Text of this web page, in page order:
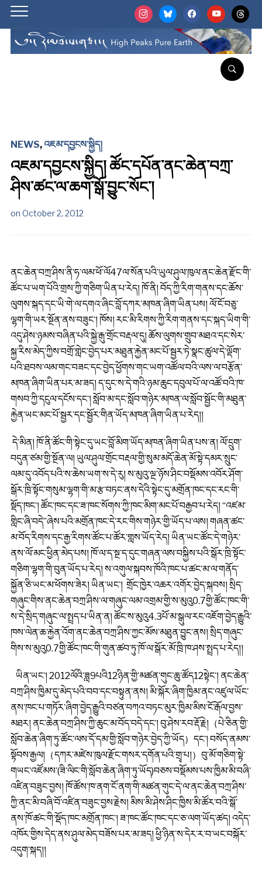
instagrambluesky facebookyoutubethreads
NEWS, འཇམ་དབྱངས་སྐྱིད།
འཇམ་དབྱངས་སྐྱིད། ཚོང་དཔོན་ནང་ཆེན་བཀྲ་
ཤིས་ཚང་ལ་ཆག་སྒོ་བྱུང་སོང་།
on October 2, 2012
ནང་ཆེན་བཀྲ་ཤིས་ནི་ཧ་ལམ་ཕོ་ལོ47ལ་སོན་པའི་ཡུལ་ཤུལ་ཁུལ་ནང་ཆེན་རྫོང་གི་
ཚོང་པ་ཡག་པོའི་གྲས་ཀྱི་གཅིག་ཡིན་པ་རེད། ཁོ་ནི། བོད་ཀྱི་རིག་གནས་དང་ཆོས་
ལུགས་སྐད་དང་ཡི་གེ་ལ་དགའ་ཞིང་བློ་དཀར་མཁན་ཞིག་ཡིན་པས། ལོ་ངོ་བཅུ་
ལྷག་གི་ཡར་སྔོན་ནས་བཟུང་། ཁོས། རང་མི་རིགས་ཀྱི་རིག་གནས་དང་སྐད་ཡིག་གི་
འདུ་ཤེས་ཉམས་བཞིན་པའི་སྐྱེ་རྒུ་གྲོང་བརྡལ་དུ། ཆོས་ལུགས་གྲུབ་མཐའ་དང་སེར་
སྐྱ་རིས་མེད་ཀྱིས་བགྲོ་གླེང་བྱེད་པར་མཐུན་རྐྱེན་མང་པོ་སྦྱར་ཏེ་སྣང་ཚུལ་དེ་ལྡོག་
པའི་ཐབས་ལམ་གང་བཟང་དང་བྱེད་ཕྱོགས་གང་ཡག་འཚོལ་བའི་ལས་ལ་བརྩོན་
མཁན་ཞིག་ཡིན་པར་མ་ཟད། ད་དུང་ས་དེ་གའི་ཉམ་ཆུང་དབུལ་པོ་ལ་འཚོ་བའི་ཁ་
གསབ་ཀྱི་དངུལ་དངོས་དང་། སློབ་མ་དང་སློབ་གཉེར་མཁན་ལ་སློབ་སྦྱོང་གི་མཐུན་
རྐྱེན་ཡང་མང་པོ་སྦྱར་དང་སྦྱོར་གིན་ཡོད་མཁན་ཞིག་ཡིན་པ་རེད།།
དེ་མིན། ཁོ་ནི་ཚོང་གི་སྟེང་དུ་ཡང་བློ་མིག་ཡོད་མཁན་ཞིག་ཡིན་པས་ན། ལོ་དྲུག་
བདུན་ཙམ་གྱི་སྔོན་ལ། ཡུལ་ཤུལ་གྲོང་བརྡལ་གྱི་སུམ་མདོ་ཆེན་མོ་སྟེ་དམར་སྲུང་
ལམ་དུ་འབོད་པའི་ས་ཆེས་ཡག་ས་དེ་རུ། ས་མུའུ་ལྔ་ཉོས་ཤིང་བསྡོམས་འབོར་ཤོག་
སྒོར་ཁྲི་སྟོང་གསུམ་ལྷག་གི་མ་རྩ་བཏང་ནས་དེའི་སྟེང་དུ་མགྲོན་ཁང་དང་རང་གི་
སྡོད་ཁང་། ཚོང་ཁང་དང་ཟ་ཁང་སོགས་ཀྱི་ཁང་མིག་མང་པོ་བརྒྱབ་པ་རེད། “འཛམ་
གླིང་ཞི་བདེ”ཞེས་པའི་མགྲོན་ཁང་དེ་རང་གིས་གཉེར་གྱི་ཡོད་པ་ལས། གཞན་ཚང་
མ་བོད་རིགས་དང་རྒྱ་རིགས་ཚོང་པ་ཚོར་གླས་ཡོད་རེད། ཡིན་ཡང་ཚོང་དེ་གཉེར་
ནས་ལོ་མང་ཕྱིན་མེད་པས། ཁོ་ལ་ད་སྔ་ད་དུང་གཞན་ལས་བསྐྱིས་པའི་སྒོར་ཁྲི་སྟོང་
གཅིག་ལྷག་གི་བུན་ཡོད་པ་རེད། ས་འགུལ་སྐབས་ཁོའི་ཁང་པ་ཚང་མ་ལ་གནོད་
སྐྱོན་ཅི་ཡང་མ་ཕོགས་ཟེར། ཡིན་ཡང་། གྲོང་ཁྱེར་འཆར་འགོར་བྱེད་སྐབས། སྲིད་
གཞུང་གིས་ནང་ཆེན་བཀྲ་ཤིས་ལ་གཞུང་ལམ་འགྲམ་གྱི་ས་མུའུ0.7གྱི་ཚོང་ཁང་གི་
ས་དེ་སྲིད་གཞུང་ལ་སྤྲད་པ་ཡིན་ན། ཚོང་ས་མུའུ4.3པོ་མ་སྒུལ་རང་འཇོག་བྱེད་རྒྱུའི་
ཁས་ལེན་ཆ་རྐྱེན་འོག་ནང་ཆེན་བཀྲ་ཤིས་ཀྱང་མོས་མཐུན་བྱུང་ནས། སྲིད་གཞུང་
གིས་ས་མུའུ0.7གྱི་ཚོང་ཁང་གི་གུན་ཚབ་ཏུ་ཁོ་ལ་སྒོར་མོ་ཁྲི་ཁ་ཤས་སྤྲད་པ་རེད།།
ཡིན་ཡང་། 2012ལོའི་ཟླ9པའི12ཉིན་གྱི་མཚན་གུང་ཆུ་ཚོད12སྟེང་། ནང་ཆེན་
བཀྲ་ཤིས་ཁྱིམ་དུ་མེད་པའི་བབ་དང་བསྟུན་ནས། མི་སྐོར་ཞིག་ཁྱིམ་ནང་འཛུལ་ཡོང་
ནས་ཁང་པ་གཏོར་ཞིག་བྱེད་རྒྱུའི་བཙན་བཀའ་བཏང་མུར་ཁྱིམ་མིས་ངོ་རྒོལ་བྱས་
མཐར། ནང་ཆེན་བཀྲ་ཤིས་ཀྱི་ཆུང་མ་བོད་བདེ་དང་། བུ་ཤེས་རབ་རྡོ་རྗེ།（པེ་ཅིན་གྱི་
སློབ་ཆེན་ཞིག་ཏུ་ཚོང་ལས་དོ་དམ་གྱི་སློབ་གཉེར་བྱེད་ཀྱི་ཡོད）དང་། བསོད་ནམས་
སྟོབས་རྒྱལ།（དཀར་མཛེས་ཁུལ་རྫོང་གསར་དགོན་པའི་གྲྭ་པ།）བུ་མོ་གཅིག་སྟེ་
གཡང་འཛོམས་(ཟི་ལིང་གི་སློབ་ཆེན་ཞིག་ཏུ་ཡོད)བཅས་བསྡོམས་པས་ཁྱིམ་མི་བཞི་
འཛིན་བཟུང་བྱས། ཁོ་ཚོས་ཁ་ནག་ངོ་ནག་གི་མཚན་གུང་དེ་ལ་ནང་ཆེན་བཀྲ་ཤིས་
ཀྱི་ནང་མི་བཞི་བོ་འཛིན་བཟུང་བྱས་རྗེས། མིས་མི་ཤེས་ཤིང་ཁྱིས་མི་ཚོར་བའི་སྒོ་
ནས་ཁོ་ཚང་གི་སྡོད་ཁང་མགྲོན་ཁང་། ཟ་ཁང་ཚོང་ཁང་དང་ཅ་ལག་ཡོད་ཚད། འདེད་
འཁོར་གྱིས་དེད་ནས་ཤུལ་མེད་བཟོས་པར་མ་ཟད། ཕྱི་ཉིན་ས་དེར་ར་བ་ཡང་བསྐོར་
འདུག་སྐད།།